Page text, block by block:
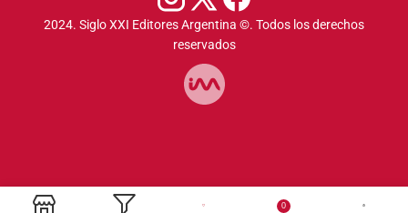
2024. Siglo XXI Editores Argentina ©️. Todos los derechos
reservados
0